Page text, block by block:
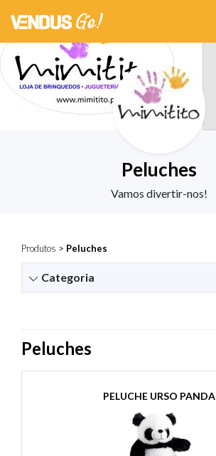
Peluches
Vamos divertir-nos!
Produtos > Peluches
Categoria
Peluches
PELUCHE URSO PANDA